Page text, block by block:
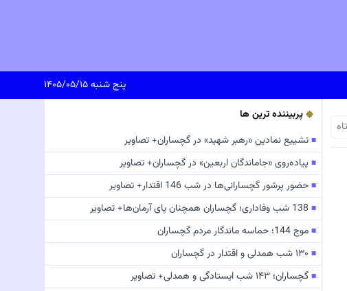
پنج شنبه ۱۴۰۵/۰۵/۱۵
پربیننده ترین ها
■ تشییع نمادین «رهبر شهید» در گچساران+ تصاویر
■ پیاده‌روی «جاماندگان اربعین» در گچساران+ تصاویر
■ حضور پرشور گچسارانی‌ها در شب 146 اقتدار+ تصاویر
■ 138 شب وفاداری؛ گچساران همچنان پای آرمان‌ها+ تصاویر
■ موج 144؛ حماسه ماندگار مردم گچساران
■ ۱۳۰ شب همدلی و اقتدار در گچساران
■ گچساران؛ ۱۴۳ شب ایستادگی و همدلی+ تصاویر